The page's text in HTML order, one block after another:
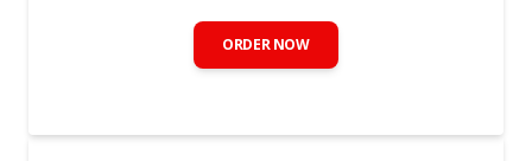
ORDER NOW